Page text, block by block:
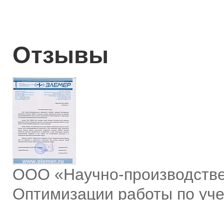
Отзывы
ООО «Научно-
Оптимизации работы по